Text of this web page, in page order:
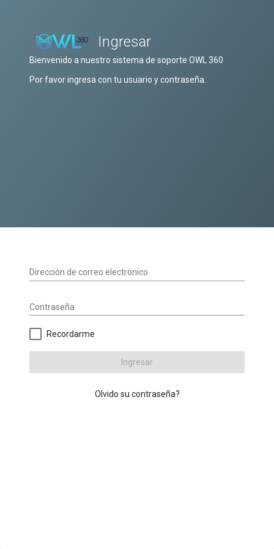
Ingresar
Bienvenido a nuestro sistema de soporte OWL 360
Por favor ingresa con tu usuario y contraseña.
Dirección de correo electrónico
Contraseña
Recordarme
Ingresar
Olvido su contraseña?